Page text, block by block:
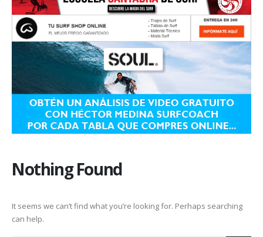
Nothing Found
It seems we can’t find what you’re looking for. Perhaps searching
can help.